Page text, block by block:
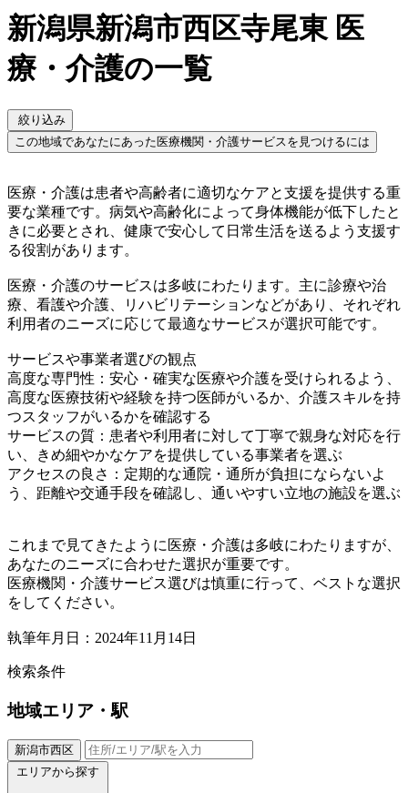
新潟県新潟市西区寺尾東 医
療・介護の一覧
絞り込み
この地域であなたにあった医療機関・介護サービスを見つけるには
医療・介護は患者や高齢者に適切なケアと支援を提供する重
要な業種です。病気や高齢化によって身体機能が低下したと
きに必要とされ、健康で安心して日常生活を送るよう支援す
る役割があります。
医療・介護のサービスは多岐にわたります。主に診療や治
療、看護や介護、リハビリテーションなどがあり、それぞれ
利用者のニーズに応じて最適なサービスが選択可能です。
サービスや事業者選びの観点
高度な専門性：安心・確実な医療や介護を受けられるよう、
高度な医療技術や経験を持つ医師がいるか、介護スキルを持
つスタッフがいるかを確認する
サービスの質：患者や利用者に対して丁寧で親身な対応を行
い、きめ細やかなケアを提供している事業者を選ぶ
アクセスの良さ：定期的な通院・通所が負担にならないよ
う、距離や交通手段を確認し、通いやすい立地の施設を選ぶ
これまで見てきたように医療・介護は多岐にわたりますが、
あなたのニーズに合わせた選択が重要です。
医療機関・介護サービス選びは慎重に行って、ベストな選択
をしてください。
執筆年月日：2024年11月14日
検索条件
地域エリア・駅
新潟市西区
エリアから探す